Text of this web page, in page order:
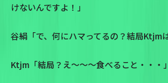
けないんですよ！」
谷絹「で、何にハマってるの？結局Ktjmは
Ktjm「結局？え～～～食べること・・・」